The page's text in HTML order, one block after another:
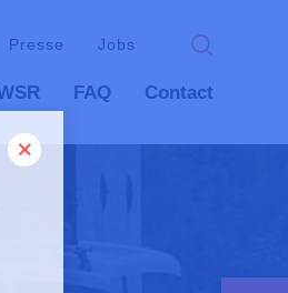
Presse Jobs
FAQ Contact